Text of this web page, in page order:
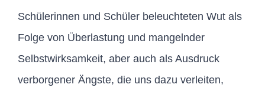
Schülerinnen und Schüler beleuchteten Wut als
Folge von Überlastung und mangelnder
Selbstwirksamkeit, aber auch als Ausdruck
verborgener Ängste, die uns dazu verleiten,